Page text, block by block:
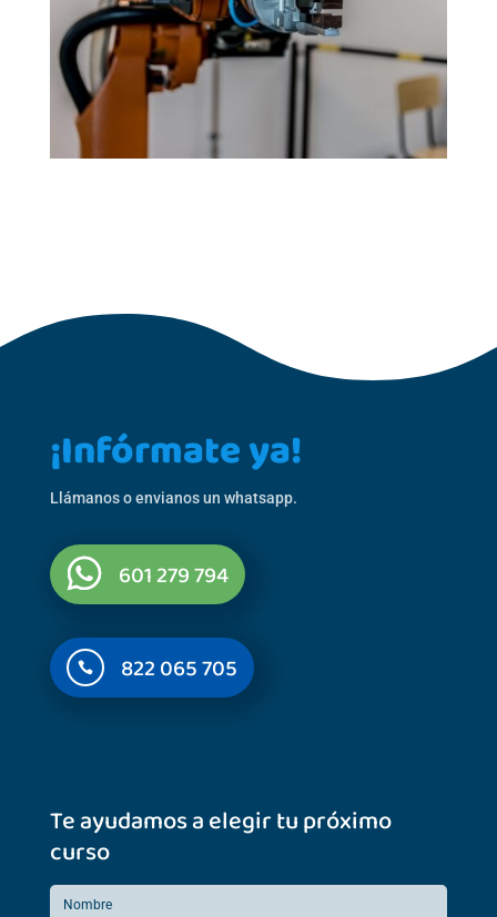
¡Infórmate ya!
Llámanos o envianos un whatsapp.
601 279 794
 822 065 705
Te ayudamos a elegir tu próximo
curso